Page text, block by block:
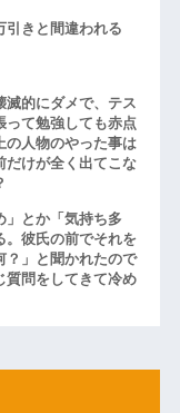
引きと間違われる
滅的にダメで、テス
って勉強しても赤点
の人物のやった事は
だけが全く出てこな
」とか「気持ち多
。彼氏の前でそれを
？」と聞かれたので
質問をしてきて冷め